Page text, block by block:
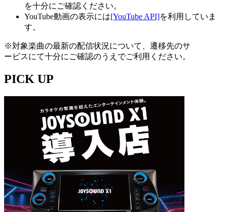
を十分にご確認ください。
YouTube動画の表示には[YouTube API]を利用していま
す。
※対象楽曲の最新の配信状況について、遷移先のサ
ービスにて十分にご確認のうえでご利用ください。
PICK UP